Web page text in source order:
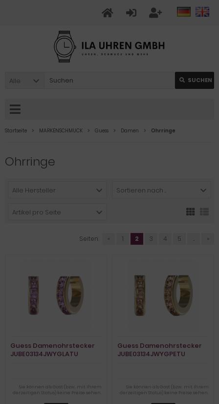
Alle SUCHEN
Startseite MARKENSCHMUCK Guess Damen Ohrringe
Ohrringe
Alle Hersteller Sortieren nach ...
Artikel pro Seite
Seiten: « 1 2 3 4 5 ... »
Guess Damenohrstecker
JUBE03134JWYGLATU
Sie können als Gast (bzw. mit Ihrem
derzeitigen Status) keine Preise sehen.
Guess Damenohrstecker
JUBE03134JWYGPETU
Sie können als Gast (bzw. mit Ihrem
derzeitigen Status) keine Preise sehen.